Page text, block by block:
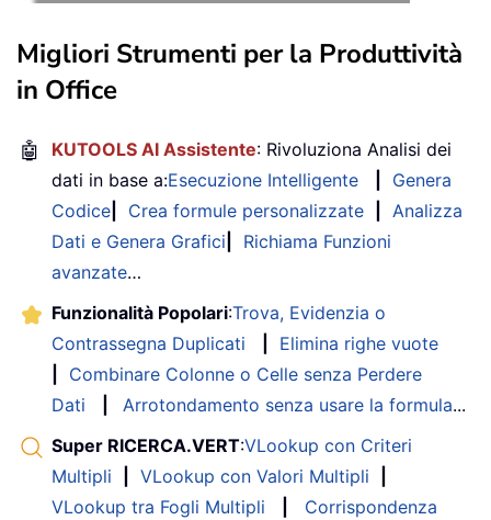
Migliori Strumenti per la Produttività
in Office
🤖 KUTOOLS AI Assistente: Rivoluziona Analisi dei
dati in base a:Esecuzione Intelligente
Genera
Codice
Crea formule personalizzate
Analizza
Dati e Genera Grafici
Richiama Funzioni
avanzate…
Funzionalità Popolari:Trova, Evidenzia o
Contrassegna Duplicati
Elimina righe vuote
Combinare Colonne o Celle senza Perdere
Dati
Arrotondamento senza usare la formula...
Super RICERCA.VERT:VLookup con Criteri
Multipli
VLookup con Valori Multipli
VLookup tra Fogli Multipli
Corrispondenza